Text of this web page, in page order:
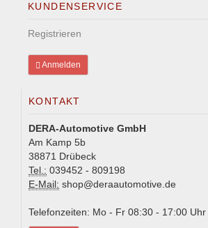
KUNDENSERVICE
Registrieren
Anmelden
KONTAKT
DERA-Automotive GmbH
Am Kamp 5b
38871 Drübeck
Tel.: 039452 - 809198
E-Mail: shop@deraautomotive.de
Telefonzeiten: Mo - Fr 08:30 - 17:00 Uhr